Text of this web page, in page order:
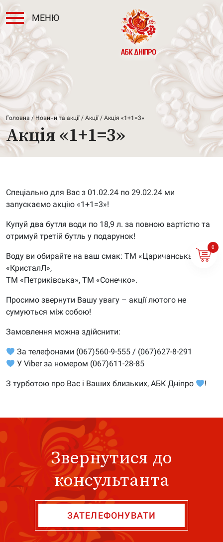
МЕНЮ
0
Головна / Новини та акції/ Акції/ Акція «1+1=3»
Акція «1+1=3»
Спеціально для Вас з 01.02.24 по 29.02.24 ми
запускаємо акцію «1+1=3»!
Купуй два бутля води по 18,9 л. за повною вартістю та
отримуй третій бутль у подарунок!
Воду ви обирайте на ваш смак: ТМ «Царичанська»,
«КристалЛ»,
ТМ «Петриківська», ТМ «Сонечко».
Просимо звернути Вашу увагу – акції лютого не
сумуються між собою!
Замовлення можна здійснити:
За телефонами (067)560-9-555 / (067)627-8-291
У Viber за номером (067)611-28-85
З турботою про Вас і Ваших близьких, АБК Дніпро !
Звернутися до
консультанта
ЗАТЕЛЕФОНУВАТИ